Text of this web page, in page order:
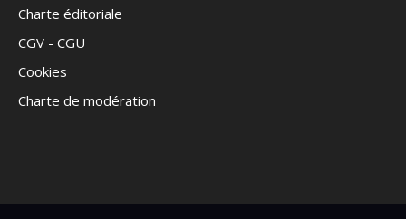
Charte éditoriale
CGV - CGU
Cookies
Charte de modération